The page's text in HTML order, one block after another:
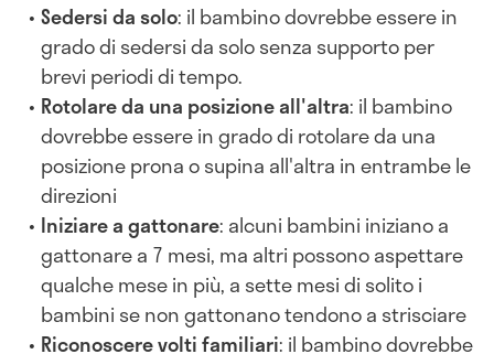
Sedersi da solo: il bambino dovrebbe essere in
grado di sedersi da solo senza supporto per
brevi periodi di tempo.
Rotolare da una posizione all'altra: il bambino
dovrebbe essere in grado di rotolare da una
posizione prona o supina all'altra in entrambe le
direzioni
Iniziare a gattonare: alcuni bambini iniziano a
gattonare a 7 mesi, ma altri possono aspettare
qualche mese in più, a sette mesi di solito i
bambini se non gattonano tendono a strisciare
Riconoscere volti familiari: il bambino dovrebbe